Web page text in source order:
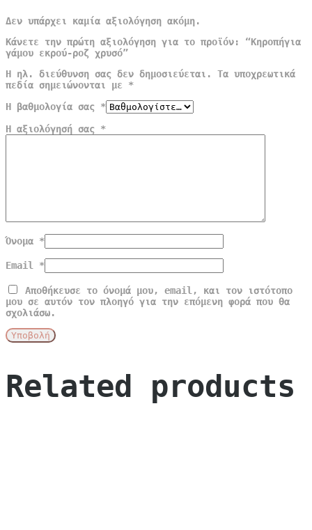
Δεν υπάρχει καμία αξιολόγηση ακόμη.
Κάνετε την πρώτη αξιολόγηση για το προϊόν: “Κηροπήγια
γάμου εκρού-ροζ χρυσό”
Η ηλ. διεύθυνση σας δεν δημοσιεύεται.
Τα υποχρεωτικά
πεδία σημειώνονται με *
Η βαθμολογία σας *
Η αξιολόγησή σας *
Όνομα *
Email *
Αποθήκευσε το όνομά μου, email, και τον ιστότοπο
μου σε αυτόν τον πλοηγό για την επόμενη φορά που θα
σχολιάσω.
Related products